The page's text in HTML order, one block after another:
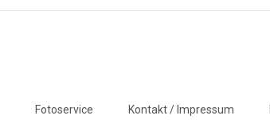
Fotoservice Kontakt / Impressum